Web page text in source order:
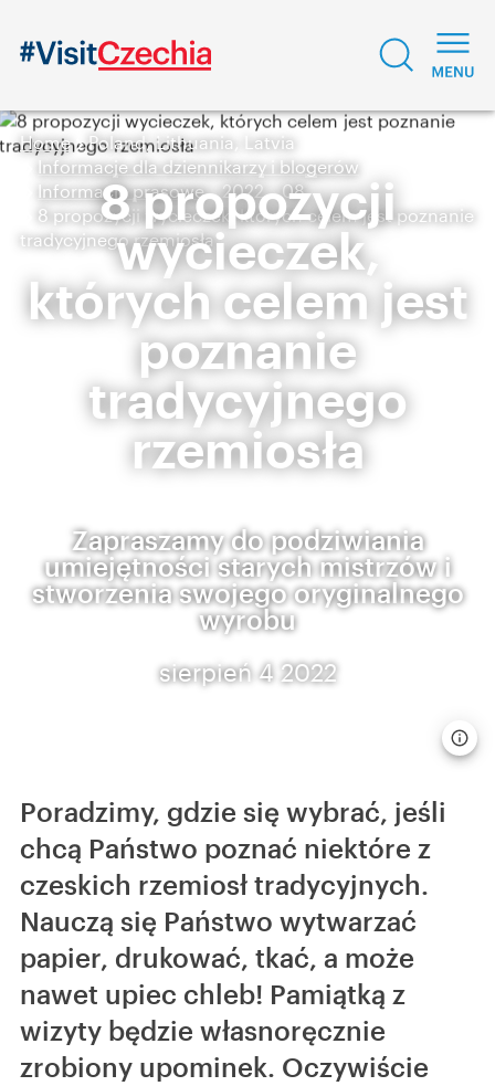
Home
Poland, Lithuania, Latvia
Informacje dla dziennikarzy i blogerów
Informacje prasowe
2022
08
8 propozycji wycieczek, których celem jest poznanie
tradycyjnego rzemiosła
8 propozycji
wycieczek,
których celem jest
poznanie
tradycyjnego
rzemiosła
Zapraszamy do podziwiania
umiejętności starych mistrzów i
stworzenia swojego oryginalnego
wyrobu
sierpień 4 2022
Poradzimy, gdzie się wybrać, jeśli
chcą Państwo poznać niektóre z
czeskich rzemiosł tradycyjnych.
Nauczą się Państwo wytwarzać
papier, drukować, tkać, a może
nawet upiec chleb! Pamiątką z
wizyty będzie własnoręcznie
zrobiony upominek. Oczywiście